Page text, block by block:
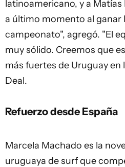
latinoamericano, y a
a último momento al ganar
campeonato", agregó. "El
muy sólido. Creemos que
más fuertes de Uruguay en
Deal.
Refuerzo desde España
Marcela Machado es la
uruguaya de surf que